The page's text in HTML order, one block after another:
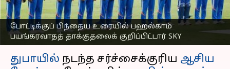
போட்டிக்குப் பிந்தைய உரையில் பஹல்காம்
பயங்கரவாதத் தாக்குதலைக் குறிப்பிட்டார் SKY
எழுதியவர் Venkatalakshmi V Sep 15, 2025 07:42 am
செய்தி முன்னோட்டம்
துபாயில் நடந்த சர்ச்சைக்குரிய ஆசிய